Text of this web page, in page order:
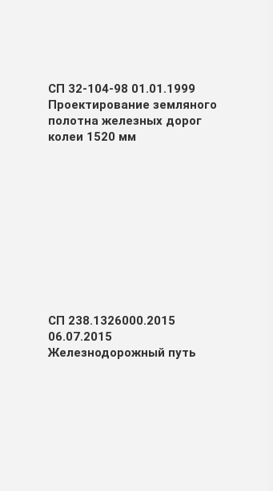
СП 32-104-98 01.01.1999
Проектирование земляного
полотна железных дорог
колеи 1520 мм
СП 238.1326000.2015
06.07.2015
Железнодорожный путь